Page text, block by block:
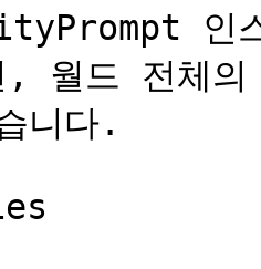
인
, 월드 전체
니다.